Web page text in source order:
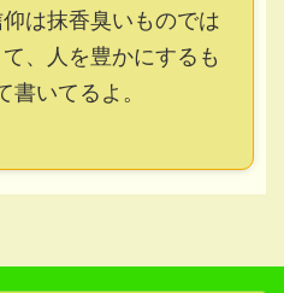
は抹香臭いものでは
、人を豊かにするも
いてるよ。